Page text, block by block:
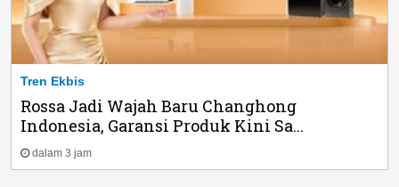
Tren Ekbis
Rossa Jadi Wajah Baru Changhong
Indonesia, Garansi Produk Kini Sa...
dalam 3 jam